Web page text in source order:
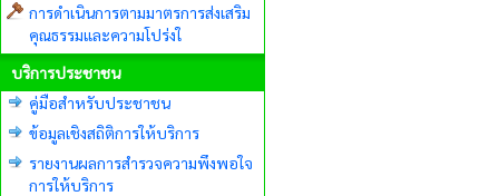
การดำเนินการตามมาตรการส่งเสริม
คุณธรรมและความโปร่งใ
บริการประชาชน
คู่มือสำหรับประชาชน
ข้อมูลเชิงสถิติการให้บริการ
รายงานผลการสำรวจความพึงพอใจ
การให้บริการ